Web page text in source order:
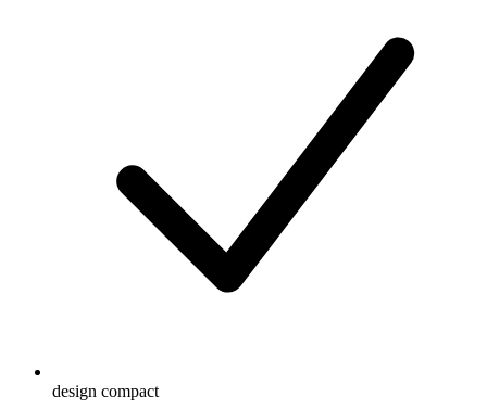
design compact